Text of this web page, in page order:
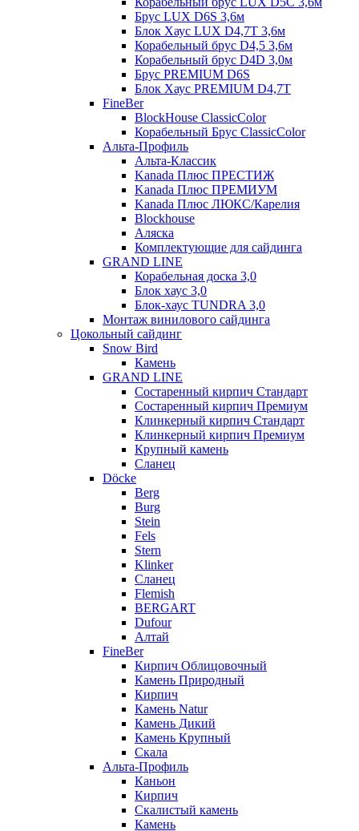
Брус LUX D6S 3,6м
Блок Хаус LUX D4,7T 3,6м
Корабельный брус D4,5 3,6м
Корабельный брус D4D 3,0м
Брус PREMIUM D6S
Блок Хаус PREMIUM D4,7T
FineBer
BlockHouse ClassicColor
Корабельный Брус ClassicColor
Альта-Профиль
Альта-Классик
Kanada Плюс ПРЕСТИЖ
Kanada Плюс ПРЕМИУМ
Kanada Плюс ЛЮКС/Карелия
Blockhouse
Аляска
Комплектующие для сайдинга
GRAND LINE
Корабельная доска 3,0
Блок хаус 3,0
Блок-хаус TUNDRA 3,0
Монтаж винилового сайдинга
Цокольный сайдинг
Snow Bird
Камень
GRAND LINE
Состаренный кирпич Стандарт
Состаренный кирпич Премиум
Клинкерный кирпич Стандарт
Клинкерный кирпич Премиум
Крупный камень
Сланец
Döcke
Berg
Burg
Stein
Fels
Stern
Klinker
Сланец
Flemish
BERGART
Dufour
Алтай
FineBer
Кирпич Облицовочный
Камень Природный
Кирпич
Камень Natur
Камень Дикий
Камень Крупный
Скала
Альта-Профиль
Каньон
Кирпич
Скалистый камень
Камень